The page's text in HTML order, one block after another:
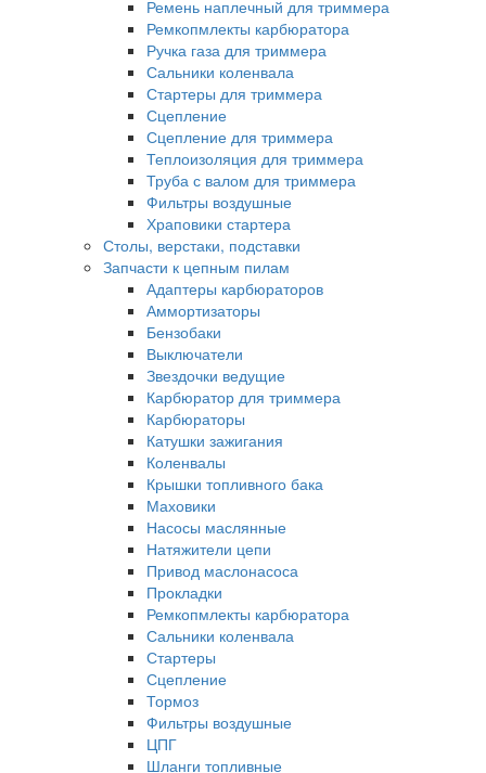
Ремень наплечный для триммера
Ремкопмлекты карбюратора
Ручка газа для триммера
Сальники коленвала
Стартеры для триммера
Сцепление
Сцепление для триммера
Теплоизоляция для триммера
Труба с валом для триммера
Фильтры воздушные
Храповики стартера
Столы, верстаки, подставки
Запчасти к цепным пилам
Адаптеры карбюраторов
Аммортизаторы
Бензобаки
Выключатели
Звездочки ведущие
Карбюратор для триммера
Карбюраторы
Катушки зажигания
Коленвалы
Крышки топливного бака
Маховики
Насосы маслянные
Натяжители цепи
Привод маслонасоса
Прокладки
Ремкопмлекты карбюратора
Сальники коленвала
Стартеры
Сцепление
Тормоз
Фильтры воздушные
ЦПГ
Шланги топливные